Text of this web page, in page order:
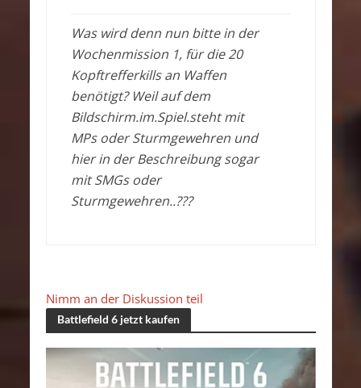
Was wird denn nun bitte in der
Wochenmission 1, für die 20
Kopftrefferkills an Waffen
benötigt? Weil auf dem
Bildschirm.im.Spiel.steht mit
MPs oder Sturmgewehren und
hier in der Beschreibung sogar
mit SMGs oder
Sturmgewehren..???
Nimm an der Diskussion teil
Battlefield 6 jetzt kaufen